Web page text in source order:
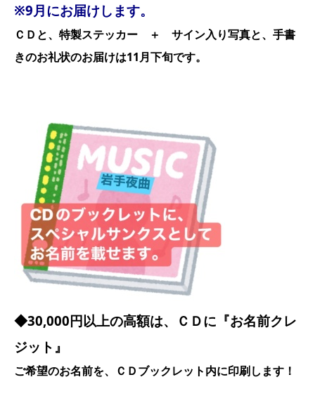
※9月にお届けします。
ＣＤと、特製ステッカー ＋ サイン入り写真と、手書
きのお礼状のお届けは11月下旬です。
◆30,000円以上の高額は、ＣＤに『お名前クレ
ジット』
ご希望のお名前を、ＣＤブックレット内に印刷します！